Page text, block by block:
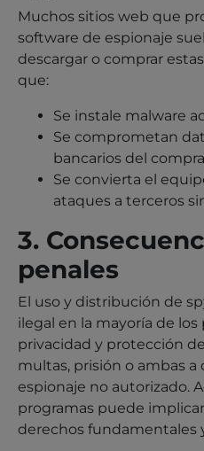
Muchos sitios web que
software de espionaje
descargar o comprar
que:
Se instale malware
Se comprometan
bancarios del
Se convierta el
ataques a terceros
3.
penales
El uso y distribución de
ilegal en la mayoría de los
privacidad y protección
multas, prisión o ambas
espionaje no autorizado.
programas puede
derechos fundamentales